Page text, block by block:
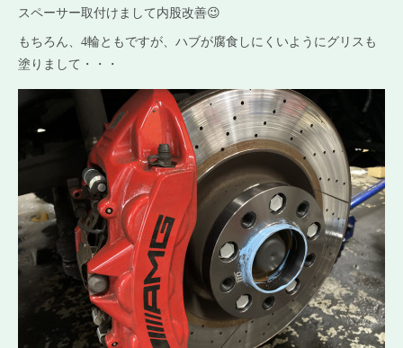
スペーサー取付けまして内股改善😉
もちろん、4輪ともですが、ハブが腐食しにくいようにグリスも
塗りまして・・・